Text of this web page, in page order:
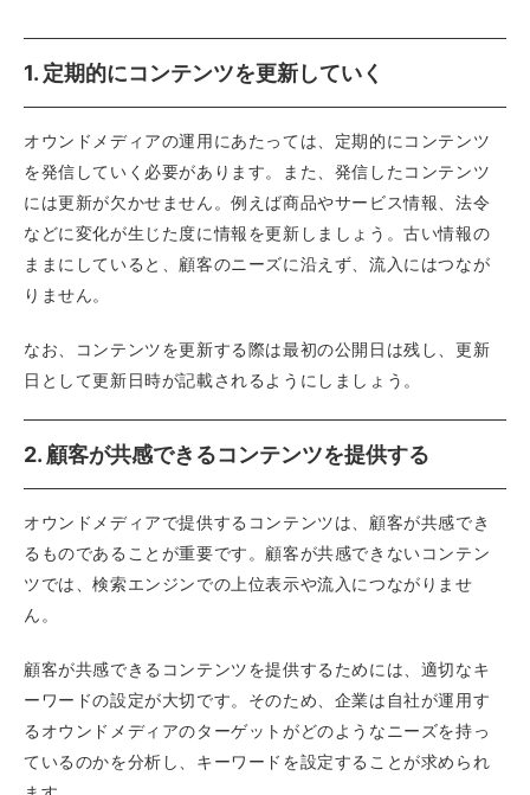
1. 定期的にコンテンツを更新していく
オウンドメディアの運用にあたっては、定期的にコンテンツ
を発信していく必要があります。また、発信したコンテンツ
には更新が欠かせません。例えば商品やサービス情報、法令
などに変化が生じた度に情報を更新しましょう。古い情報の
ままにしていると、顧客のニーズに沿えず、流入にはつなが
りません。
なお、コンテンツを更新する際は最初の公開日は残し、更新
日として更新日時が記載されるようにしましょう。
2. 顧客が共感できるコンテンツを提供する
オウンドメディアで提供するコンテンツは、顧客が共感でき
るものであることが重要です。顧客が共感できないコンテン
ツでは、検索エンジンでの上位表示や流入につながりませ
ん。
顧客が共感できるコンテンツを提供するためには、適切なキ
ーワードの設定が大切です。そのため、企業は自社が運用す
るオウンドメディアのターゲットがどのようなニーズを持っ
ているのかを分析し、キーワードを設定することが求められ